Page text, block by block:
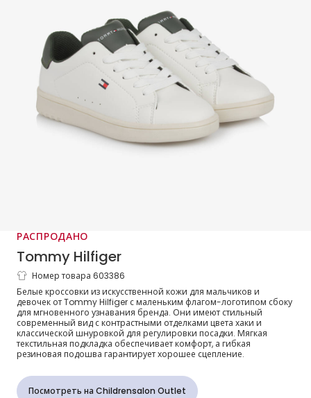
РАСПРОДАНО
Tommy Hilfiger
Кроссовки бело-зеленые из
искусственной кожи на шнуровке
Номер товара 603386
Белые кроссовки из искусственной кожи для мальчиков и
девочек от Tommy Hilfiger с маленьким флагом-логотипом сбоку
для мгновенного узнавания бренда. Они имеют стильный
современный вид с контрастными отделками цвета хаки и
классической шнуровкой для регулировки посадки. Мягкая
текстильная подкладка обеспечивает комфорт, а гибкая
резиновая подошва гарантирует хорошее сцепление.
Посмотреть на Childrensalon Outlet